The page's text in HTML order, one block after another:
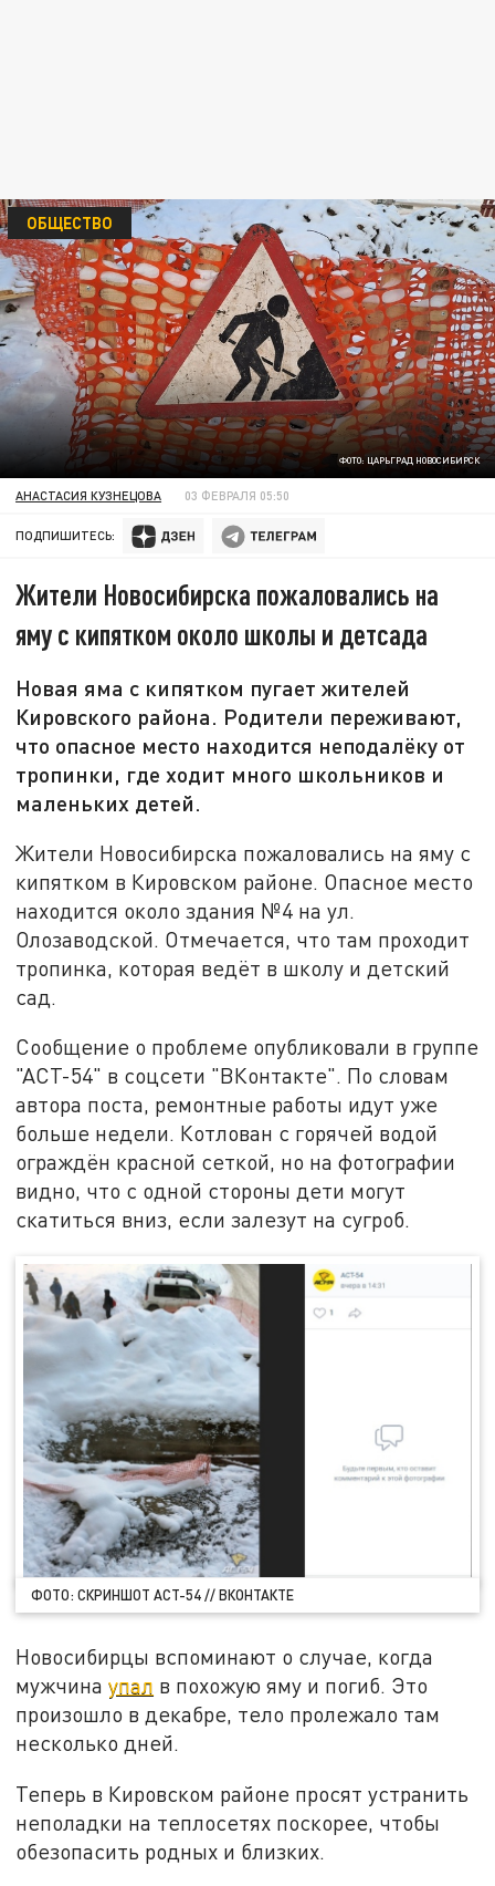
ФОТО: ЦАРЬГРАД НОВОСИБИРСК
ОБЩЕСТВО
АНАСТАСИЯ КУЗНЕЦОВА 03 ФЕВРАЛЯ 05:50
ПОДПИШИТЕСЬ:
Жители Новосибирска пожаловались на
яму с кипятком около школы и детсада
Новая яма с кипятком пугает жителей
Кировского района. Родители переживают,
что опасное место находится неподалёку от
тропинки, где ходит много школьников и
маленьких детей.
Жители Новосибирска пожаловались на яму с
кипятком в Кировском районе. Опасное место
находится около здания №4 на ул.
Олозаводской. Отмечается, что там проходит
тропинка, которая ведёт в школу и детский
сад.
Сообщение о проблеме опубликовали в группе
"АСТ-54" в соцсети "ВКонтакте". По словам
автора поста, ремонтные работы идут уже
больше недели. Котлован с горячей водой
ограждён красной сеткой, но на фотографии
видно, что с одной стороны дети могут
скатиться вниз, если залезут на сугроб.
ФОТО: СКРИНШОТ АСТ-54 // ВКОНТАКТЕ
Новосибирцы вспоминают о случае, когда
мужчинаупал в похожую яму и погиб. Это
произошло в декабре, тело пролежало там
несколько дней.
Теперь в Кировском районе просят устранить
неполадки на теплосетях поскорее, чтобы
обезопасить родных и близких.